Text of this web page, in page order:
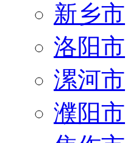
新乡市
洛阳市
漯河市
濮阳市